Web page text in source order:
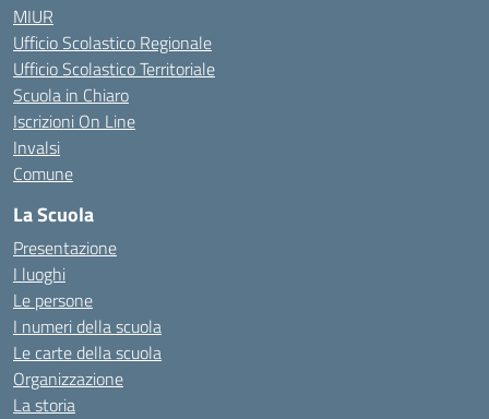
MIUR
Ufficio Scolastico Regionale
Ufficio Scolastico Territoriale
Scuola in Chiaro
Iscrizioni On Line
Invalsi
Comune
La Scuola
Presentazione
I luoghi
Le persone
I numeri della scuola
Le carte della scuola
Organizzazione
La storia